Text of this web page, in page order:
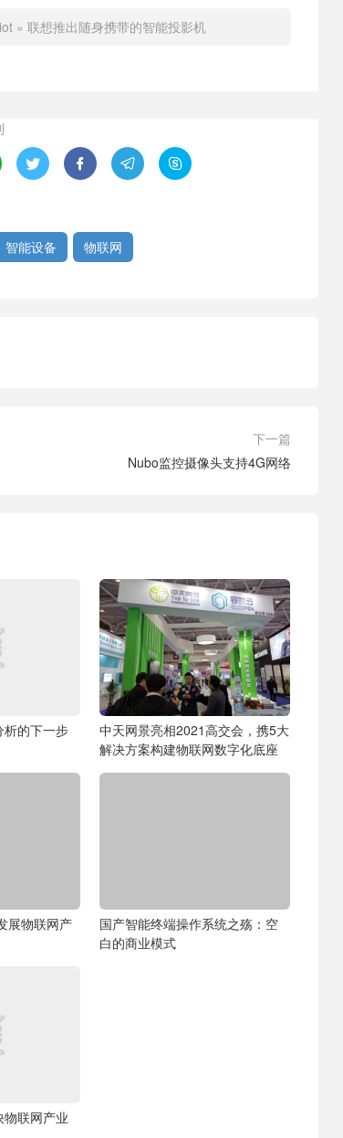
» 联想推出随身携带的智能投影机
   
智能设备 物联网
下一篇
Nubo监控摄像头支持4G网络
析的下一步
中天网景亮相2021高交会，携5大
解决方案构建物联网数字化底座
展物联网产
国产智能终端操作系统之殇：空
白的商业模式
联网产业